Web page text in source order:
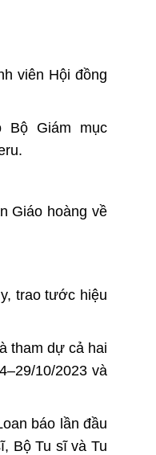
viên Hội đồng
Bộ Giám mục
Giáo hoàng về
trao tước hiệu
tham dự cả hai
10/2023 và
báo lần đầu
Bộ Tu sĩ và Tu